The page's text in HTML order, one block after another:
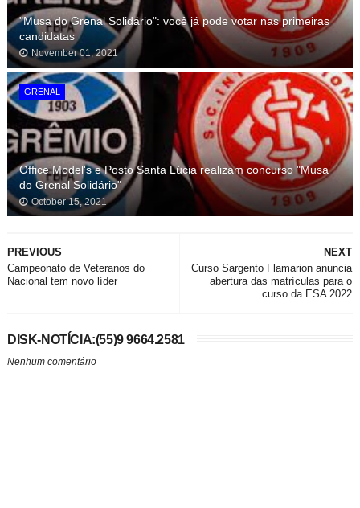
"Musa do Grenal Solidário": você já pode votar nas primeiras
candidatas
November 01, 2021
GRENAL
Office Model's e Posto Santa Lúcia realizam concurso "Musa
do Grenal Solidário"
October 15, 2021
NEXT
Curso Sargento Flamarion anuncia
abertura das matrículas para o
curso da ESA 2022
PREVIOUS
Campeonato de Veteranos do
Nacional tem novo líder
DISK-NOTÍCIA:(55)9 9664.2581
Nenhum comentário